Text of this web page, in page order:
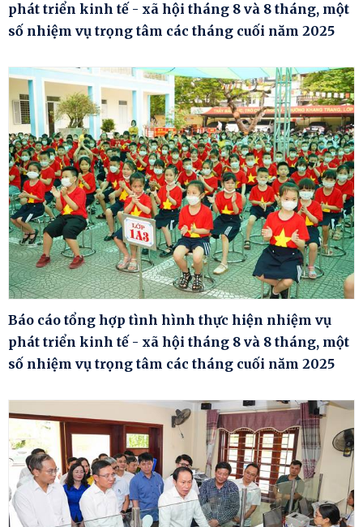
phát triển kinh tế - xã hội tháng 8 và 8 tháng, một
số nhiệm vụ trọng tâm các tháng cuối năm 2025
Báo cáo tổng hợp tình hình thực hiện nhiệm vụ
phát triển kinh tế - xã hội tháng 8 và 8 tháng, một
số nhiệm vụ trọng tâm các tháng cuối năm 2025